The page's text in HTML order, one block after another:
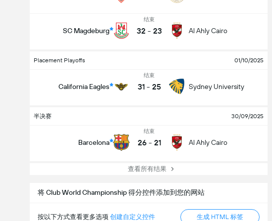
SC Magdeburg
结束
32 - 23 Al Ahly Cairo
Placement Playoffs 01/10/2025
California Eagles
结束
31 - 25 Sydney University
半决赛 30/09/2025
Barcelona
结束
26 - 21 Al Ahly Cairo
查看所有结果
将 Club World Championship 得分控件添加到您的网站
按以下方式查看更多选项 创建自定义控件 生成 HTML 标签